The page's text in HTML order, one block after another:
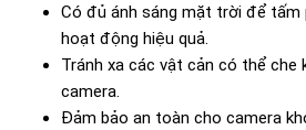
Có đủ ánh sáng mặt trời để tấm
hoạt động hiệu quả.
Tránh xa các vật cản có thể che
camera.
Đảm bảo an toàn cho camera